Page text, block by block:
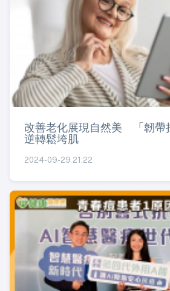
改善老化展現自然美 「韌帶
逆轉鬆垮肌
2024-09-29 21:22